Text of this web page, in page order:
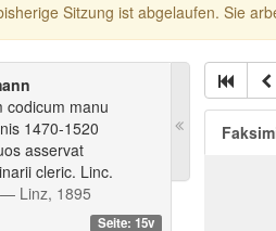
Sitzung ist abgelaufen. Sie
codicum manu
1470-1520
asservat
cleric. Linc.
— Linz, 1895
Seite: 15v